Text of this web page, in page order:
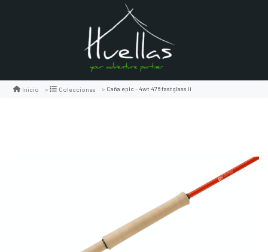
Inicio Colecciones Caña epic - 4wt 476 fastglass ii